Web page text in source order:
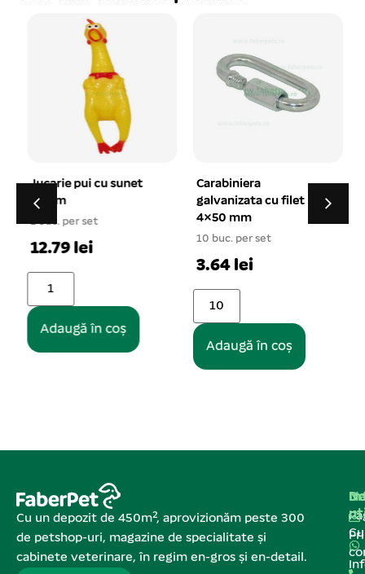
Jucarie pui cu sunet
30 cm
1 buc. per set
12.79 lei
Adaugă în coș
Carabiniera
galvanizata cu filet
4×50 mm
10 buc. per set
3.64 lei
Adaugă în coș
Cu un depozit de 450m², aprovizionăm peste 300
de petshop-uri, magazine de specialitate și
cabinete veterinare, în regim en-gros și en-detail.